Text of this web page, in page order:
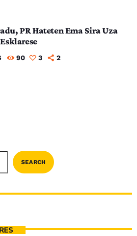
PR Hateten Ema Sira Uza
90 3 2
SEARCH